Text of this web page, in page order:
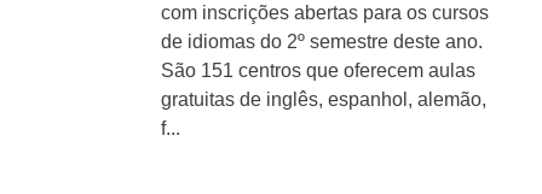
com inscrições abertas para os cursos
de idiomas do 2º semestre deste ano.
São 151 centros que oferecem aulas
gratuitas de inglês, espanhol, alemão,
f...